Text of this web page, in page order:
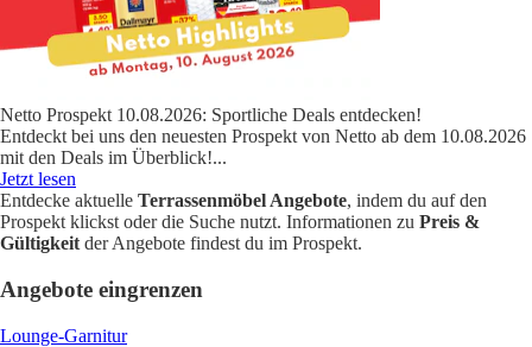
Netto Prospekt 10.08.2026: Sportliche Deals entdecken!
Entdeckt bei uns den neuesten Prospekt von Netto ab dem 10.08.2026
mit den Deals im Überblick!...
Jetzt lesen
Entdecke aktuelle Terrassenmöbel Angebote, indem du auf den
Prospekt klickst oder die Suche nutzt. Informationen zu Preis &
Gültigkeit der Angebote findest du im Prospekt.
Angebote eingrenzen
Lounge-Garnitur